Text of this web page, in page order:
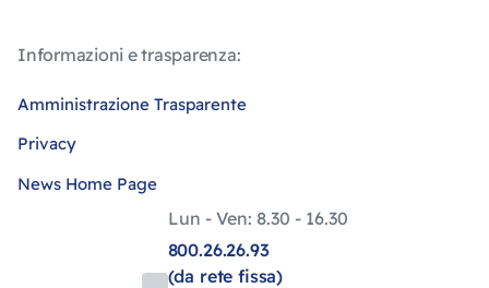
Informazioni e trasparenza:
Amministrazione Trasparente
Privacy
News Home Page
Lun - Ven: 8.30 - 16.30
800.26.26.93
(da rete fissa)